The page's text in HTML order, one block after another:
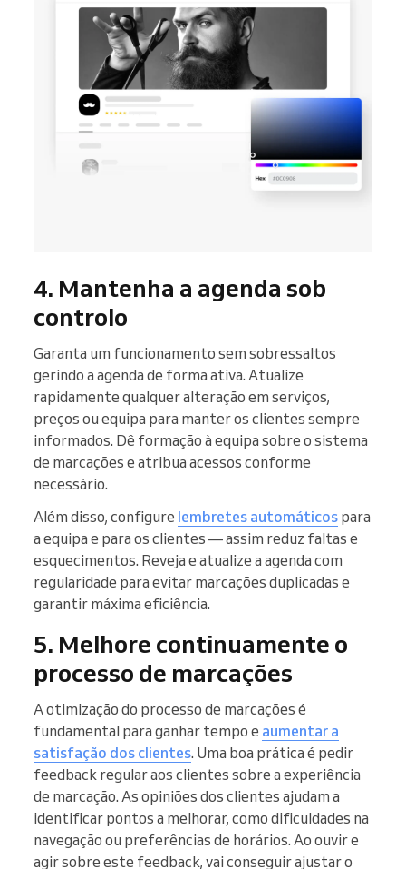
4. Mantenha a agenda sob
controlo
Garanta um funcionamento sem sobressaltos
gerindo a agenda de forma ativa. Atualize
rapidamente qualquer alteração em serviços,
preços ou equipa para manter os clientes sempre
informados. Dê formação à equipa sobre o sistema
de marcações e atribua acessos conforme
necessário.
Além disso, configure lembretes automáticos para
a equipa e para os clientes — assim reduz faltas e
esquecimentos. Reveja e atualize a agenda com
regularidade para evitar marcações duplicadas e
garantir máxima eficiência.
5. Melhore continuamente o
processo de marcações
A otimização do processo de marcações é
fundamental para ganhar tempo e aumentar a
satisfação dos clientes. Uma boa prática é pedir
feedback regular aos clientes sobre a experiência
de marcação. As opiniões dos clientes ajudam a
identificar pontos a melhorar, como dificuldades na
navegação ou preferências de horários. Ao ouvir e
agir sobre este feedback, vai conseguir ajustar o